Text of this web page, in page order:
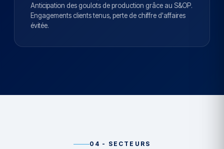
Anticipation des goulots de production grâce au S&OP.
Engagements clients tenus, perte de chiffre d'affaires
évitée.
04 - SECTEURS